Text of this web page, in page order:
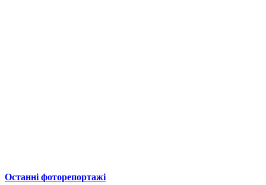
Останні фоторепортажі